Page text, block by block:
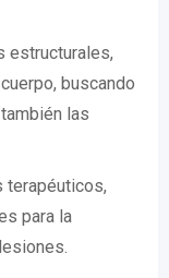
estructurales,
buscando
las
terapéuticos,
para la